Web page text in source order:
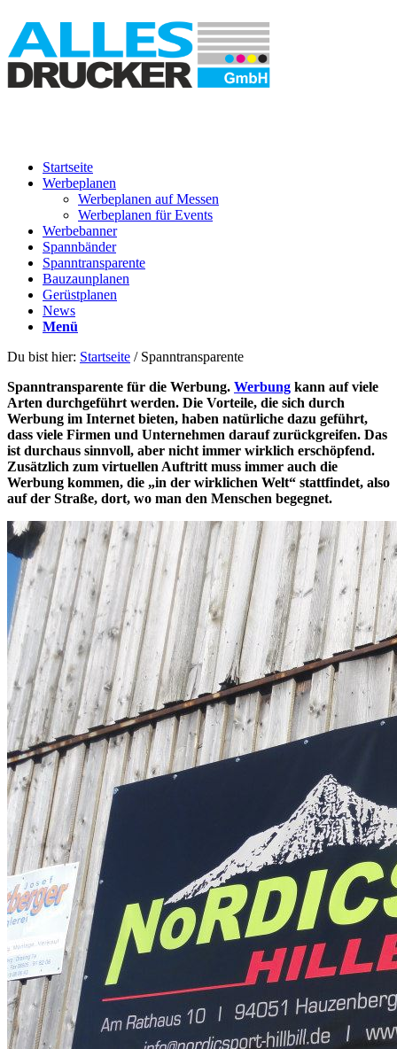
Startseite
Werbeplanen
Werbeplanen auf Messen
Werbeplanen für Events
Werbebanner
Spannbänder
Spanntransparente
Bauzaunplanen
Gerüstplanen
News
Menü
Du bist hier: Startseite / Spanntransparente
Spanntransparente für die Werbung. Werbung kann auf viele
Arten durchgeführt werden. Die Vorteile, die sich durch
Werbung im Internet bieten, haben natürliche dazu geführt,
dass viele Firmen und Unternehmen darauf zurückgreifen. Das
ist durchaus sinnvoll, aber nicht immer wirklich erschöpfend.
Zusätzlich zum virtuellen Auftritt muss immer auch die
Werbung kommen, die „in der wirklichen Welt“ stattfindet, also
auf der Straße, dort, wo man den Menschen begegnet.